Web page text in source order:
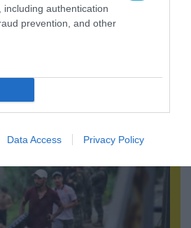
including authentication
prevention, and other
Data Access Privacy Policy